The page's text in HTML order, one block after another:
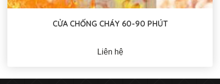
CỬA CHỐNG CHÁY 60-90 PHÚT
Liên hệ